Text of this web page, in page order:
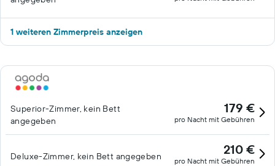
1 weiteren Zimmerpreis anzeigen
Superior-Zimmer, kein Bett
angegeben
179 €
pro Nacht mit Gebühren
Deluxe-Zimmer, kein Bett angegeben 210 €
pro Nacht mit Gebühren